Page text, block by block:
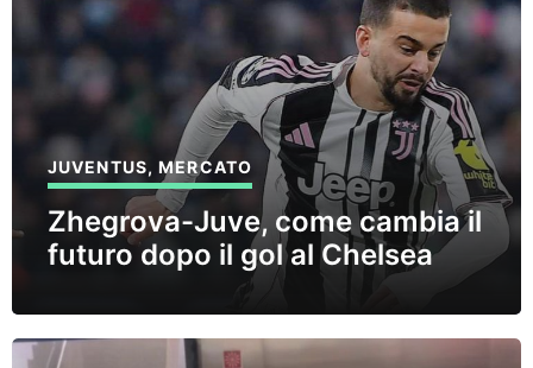
JUVENTUS,MERCATO
Zhegrova-Juve, come cambia il
futuro dopo il gol al Chelsea